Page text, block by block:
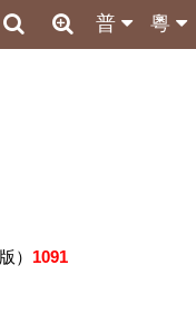
粵
普
） 1091